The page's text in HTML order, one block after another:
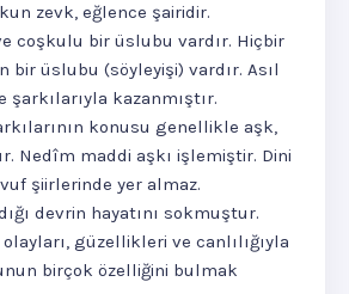
zevk, eğlence şairidir.
coşkulu bir üslubu vardır. Hiçbir
bir üslubu (söyleyişi) vardır. Asıl
şarkılarıyla kazanmıştır.
konusu genellikle aşk,
Nedîm maddi aşkı işlemiştir. Dini
şiirlerinde yer almaz.
devrin hayatını sokmuştur.
güzellikle­ri ve canlılığıyla
birçok özelliğini bulmak